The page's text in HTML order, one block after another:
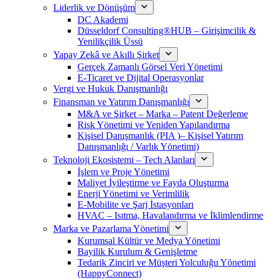
Liderlik ve Dönüşüm
DC Akademi
Düsseldorf Consulting®HUB – Girişimcilik &
Yenilikçilik Üssü
Yapay Zekâ ve Akıllı Şirket
Gerçek Zamanlı Görsel Veri Yönetimi
E-Ticaret ve Dijital Operasyonlar
Vergi ve Hukuk Danışmanlığı
Finansman ve Yatırım Danışmanlığı
M&A ve Şirket – Marka – Patent Değerleme
Risk Yönetimi ve Yeniden Yapılandırma
Kişisel Danışmanlık (PIA )– Kişisel Yatırım
Danışmanlığı / Varlık Yönetimi)
Teknoloji Ekosistemi – Tech Alanları
İşlem ve Proje Yönetimi
Maliyet İyileştirme ve Fayda Oluşturma
Enerji Yönetimi ve Verimlilik
E-Mobilite ve Şarj İstasyonları
HVAC – Isıtma, Havalandırma ve İklimlendirme
Marka ve Pazarlama Yönetimi
Kurumsal Kültür ve Medya Yönetimi
Bayilik Kurulum & Genişletme
Tedarik Zinciri ve Müşteri Yolculuğu Yönetimi
(HappyConnect)